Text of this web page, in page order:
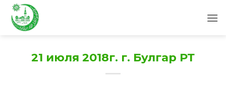
Skip
content
21 июля 2018г. г. Булгар РТ